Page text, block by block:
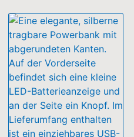
EcoFlow Rapid
Magnetic Powerbank
5000mAh
inkl. MwSt.
Lieferzeit:ca. 3-4 Werktage